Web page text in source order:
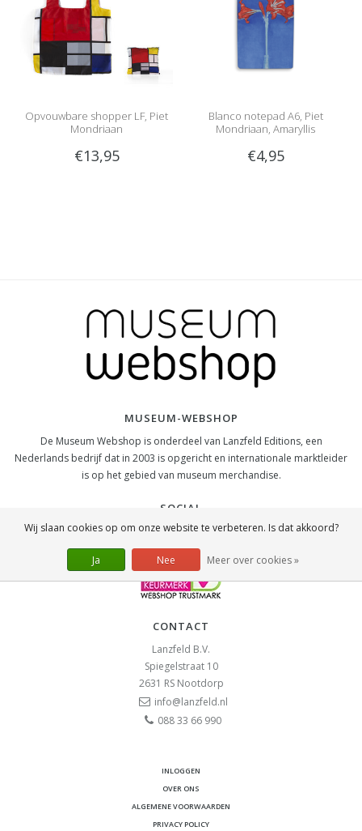
Opvouwbare shopper LF, Piet
Mondriaan
€13,95
Blanco notepad A6, Piet
Mondriaan, Amaryllis
€4,95
MUSEUM-WEBSHOP
De Museum Webshop is onderdeel van Lanzfeld Editions, een
Nederlands bedrijf dat in 2003 is opgericht en internationale marktleider
is op het gebied van museum merchandise.
SOCIAL
CONTACT
Lanzfeld B.V.
Spiegelstraat 10
2631 RS Nootdorp
info@lanzfeld.nl
088 33 66 990
INLOGGEN
OVER ONS
ALGEMENE VOORWAARDEN
PRIVACY POLICY
Wij slaan cookies op om onze website te verbeteren. Is dat akkoord?
Ja Nee Meer over cookies »